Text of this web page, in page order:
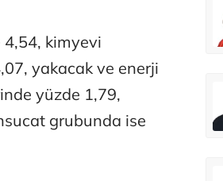
kimyevi
yakacak ve enerji
yüzde 1,79,
grubunda ise
Abbas Güçlü